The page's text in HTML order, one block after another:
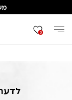
0
דף הבית